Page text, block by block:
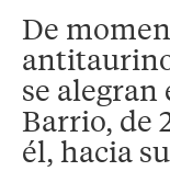
De
se
Barrio, de
él, hacia